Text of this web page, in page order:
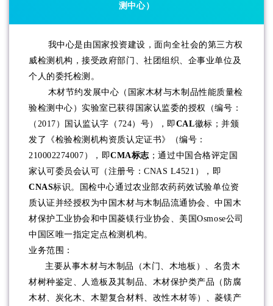
测中心）
我中心是由国家投资建设，面向全社会的第三方权
威检测机构，接受政府部门、社团组织、企事业单位及
个人的委托检测。
木材节约发展中心（国家木材与木制品性能质量检
验检测中心）实验室已获得国家认监委的授权（编号：
（2017）国认监认字（724）号），即CAL徽标；并颁
发了《检验检测机构资质认定证书》（编号：
210002274007），即CMA标志 ；通过中国合格评定国
家认可委员会认可（注册号：CNAS L4521），即
CNAS标识。国检中心通过农业部农药药效试验单位资
质认证并经授权为中国木材与木制品流通协会、中国木
材保护工业协会和中国菱镁行业协会、美国Osmose公司
中国区唯一指定定点检测机构。
业务范围：
主要从事木材与木制品（木门、木地板）、名贵木
材树种鉴定、人造板及其制品、木材保护类产品（防腐
木材、炭化木、木塑复合材料、改性木材等）、菱镁产